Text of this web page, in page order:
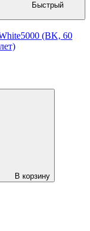
Быстрый
(BK, 60
В корзину